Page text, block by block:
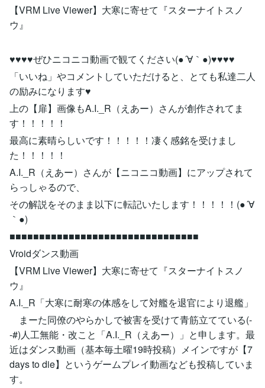
【VRM Live Viewer】大寒に寄せて『スターナイトスノ
ウ』
♥♥♥♥ぜひニコニコ動画で観てください(●´∀｀●)♥♥♥♥
「いいね」やコメントしていただけると、とても私達二人
の励みになります♥
上の【扉】画像もA.I._R（えあー）さんが創作されてま
す！！！！！
最高に素晴らしいです！！！！！凄く感銘を受けまし
た！！！！！
A.I._R（えあー）さんが【ニコニコ動画】にアップされて
らっしゃるので、
その解説をそのまま以下に転記いたします！！！！！(●´∀
｀●)
■■■■■■■■■■■■■■■■■■■■■■■■■■■■■■■■
Vroidダンス動画
【VRM Live Viewer】大寒に寄せて『スターナイトスノ
ウ』
A.I._R「大寒に耐寒の体感をして対艦を退官により退艦」
まーた同僚のやらかしで被害を受けて青筋立てている(-
-#)人工無能・改こと「A.I._R（えあー）」と申します。最
近はダンス動画（基本毎土曜19時投稿）メインですが【7
days to die】というゲームプレイ動画なども投稿していま
す。